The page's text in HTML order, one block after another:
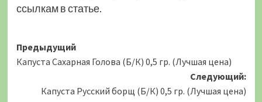
ссылкам в статье.
Навигация
записи
Предыдущий
Капуста Сахарная Голова (Б/К) 0,5 гр. (Лучшая цена)
Следующий:
Капуста Русский борщ (Б/К) 0,5 гр. (Лучшая цена)